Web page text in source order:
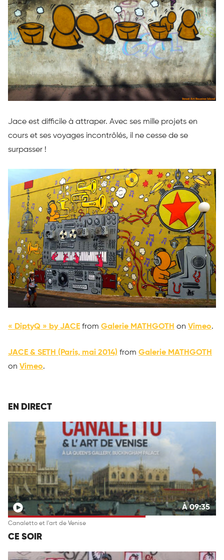
Jace est difficile à attraper. Avec ses mille projets en
cours et ses voyages incontrôlés, il ne cesse de se
surpasser !
« DiptyQ » by JACE from Galerie MATHGOTH on Vimeo.
JACE & SETH (Paris, mai 2014) from Galerie MATHGOTH
on Vimeo.
EN DIRECT
À 09:35
Canaletto et l'art de Venise
CE SOIR